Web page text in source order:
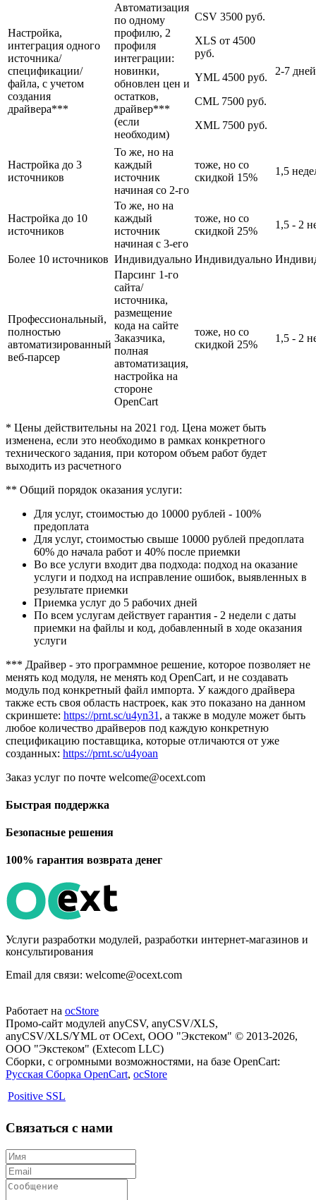
Настройка,
интеграция одного
источника/
спецификации/
файла, с учетом
создания
драйвера***
Автоматизация
по одному
профилю, 2
профиля
интеграции:
новинки,
обновлен цен и
остатков,
драйвер***
(если
необходим)
CSV 3500 руб.
XLS от 4500
руб.
YML 4500 руб.
CML 7500 руб.
XML 7500 руб.
2-7 дней
Настройка до 3
источников
То же, но на
каждый
источник
начиная со 2-го
тоже, но со
скидкой 15%
1,5
Настройка до 10
источников
То же, но на
каждый
источник
начиная с 3-его
тоже, но со
скидкой 25%
1,5 - 2
Более 10 источников Индивидуально Индивидуально
Профессиональный,
полностью
автоматизированный
веб-парсер
Парсинг 1-го
сайта/
источника,
размещение
кода на сайте
Заказчика,
полная
автоматизация,
настройка на
стороне
OpenCart
тоже, но со
скидкой 25%
1,5 - 2
* Цены действительны на 2021 год. Цена может быть
изменена, если это необходимо в рамках конкретного
технического задания, при котором объем работ будет
выходить из расчетного
** Общий порядок оказания услуги:
Для услуг, стоимостью до 10000 рублей - 100%
предоплата
Для услуг, стоимостью свыше 10000 рублей предоплата
60% до начала работ и 40% после приемки
Во все услуги входит два подхода: подход на оказание
услуги и подход на исправление ошибок, выявленных в
результате приемки
Приемка услуг до 5 рабочих дней
По всем услугам действует гарантия - 2 недели с даты
приемки на файлы и код, добавленный в ходе оказания
услуги
*** Драйвер - это программное решение, которое позволяет не
менять код модуля, не менять код OpenCart, и не создавать
модуль под конкретный файл импорта. У каждого драйвера
также есть своя область настроек, как это показано на данном
скриншете: https://prnt.sc/u4yn31 , а также в модуле может быть
любое количество драйверов под каждую конкретную
спецификацию поставщика, которые отличаются от уже
созданных: https://prnt.sc/u4yoan
Заказ услуг по почте welcome@ocext.com
Быстрая поддержка
Безопасные решения
100% гарантия возврата денег
Услуги разработки модулей, разработки интернет-магазинов и
консультирования
Email для связи: welcome@ocext.com
Работает на ocStore
Промо-сайт модулей anyCSV, anyCSV/XLS,
anyCSV/XLS/YML от OCext, ООО "Экстеком" © 2013-2026,
ООО "Экстеком" (Extecom LLC)
Сборки, с огромными возможностями, на базе OpenCart:
Русская Сборка OpenCart, ocStore
Positive SSL
Связаться с нами